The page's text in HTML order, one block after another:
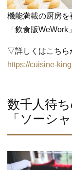
機能満載の厨房を
「飲食版
▽詳しくはこちら
https://cuisine-
数千人待
「ソーシ